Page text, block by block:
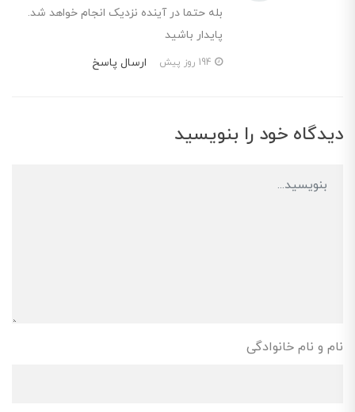
بله حتما در آینده نزدیک انجام خواهد شد.
پایدار باشید
ارسال پاسخ
دیدگاه خود را بنویسید
نام و نام خانوادگی